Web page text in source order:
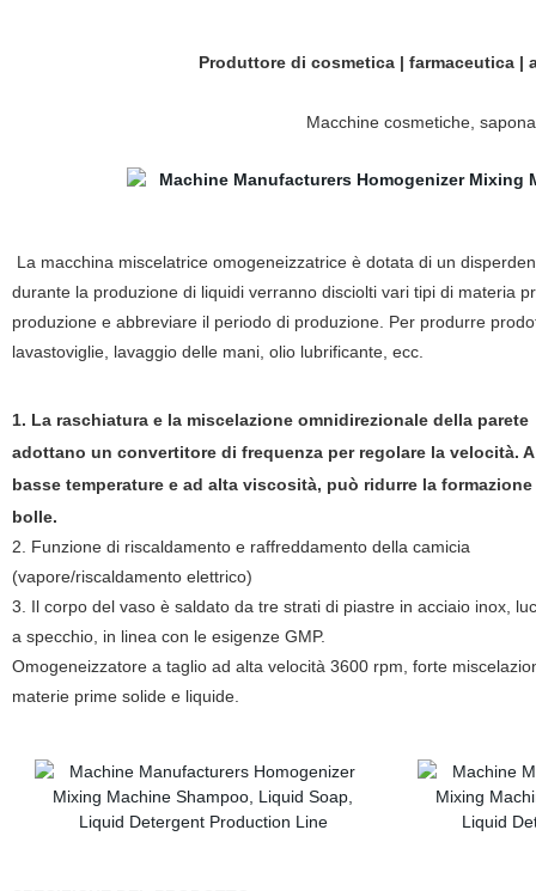
Produttore di cosmetica | farmaceutica |
Macchine cosmetiche,
La macchina miscelatrice omogeneizzatrice è dotata di un
durante la produzione di liquidi verranno disciolti vari tipi di materia
produzione e abbreviare il periodo di produzione. Per produrre
lavastoviglie, lavaggio delle mani, olio lubrificante, ecc.
1. La raschiatura e la miscelazione omnidirezionale della parete
adottano un convertitore di frequenza per regolare la velocità. A
basse temperature e ad alta viscosità, può ridurre la
bolle.
2. Funzione di riscaldamento e raffreddamento della camicia
(vapore/riscaldamento elettrico)
3. Il corpo del vaso è saldato da tre strati di piastre in acciaio inox,
a specchio, in linea con le esigenze GMP.
Omogeneizzatore a taglio ad alta velocità 3600 rpm, forte
materie prime solide e liquide.